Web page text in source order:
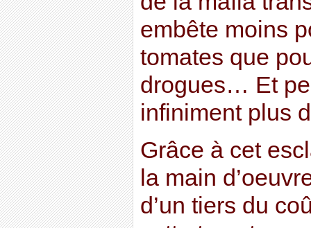
embête moins
tomates que
drogues… Et
infiniment plus
Grâce à cet
la main
d’un tiers du